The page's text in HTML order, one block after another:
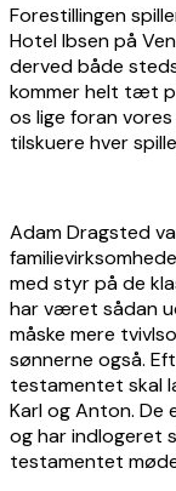
Forestillingen
Hotel Ibsen på
derved både
kommer helt tæt
os lige foran
tilskuere hver
Adam Dragsted
med styr på de
har været sådan
måske mere
sønnerne også.
testamentet skal
Karl og Anton. De
og har indlogeret
testamentet